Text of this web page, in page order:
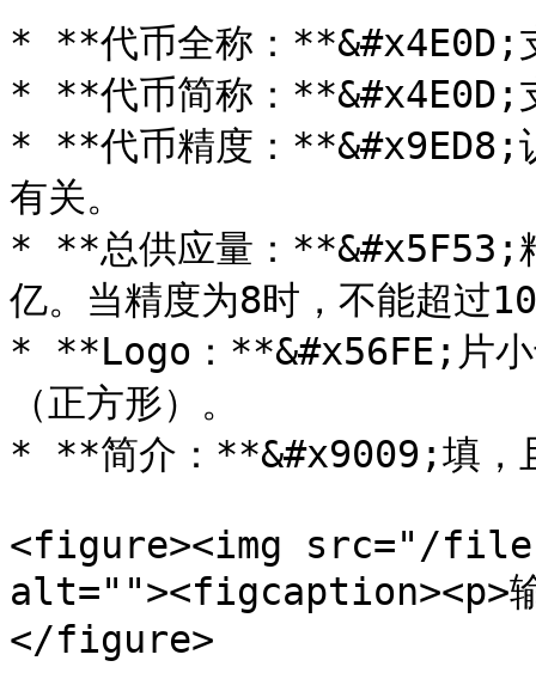
* **代币全称：**&#x4E0D;
* **代币简称：**&#x4E0D;
* **代币精度：**&#x9ED8;
有关。
* **总供应量：**&#x5F53;
亿。当精度为8时，不能超过
* **Logo：**&#x56FE;片小
（正方形）。
* **简介：**&#x9009;填，
<figure><img src="/files/
alt=""><figcaption><p>
</figure>